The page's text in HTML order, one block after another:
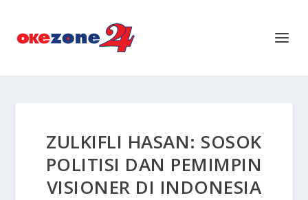
ZULKIFLI HASAN: SOSOK
POLITISI DAN PEMIMPIN
VISIONER DI INDONESIA